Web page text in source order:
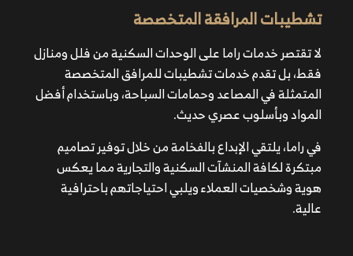
تشطيبات المرافقة المتخصصة
لا تقتصر خدمات راما على الوحدات السكنية من فلل ومنازل
فقط، بل تقدم خدمات تشطيبات للمرافق المتخصصة
المتمثلة في المصاعد وحمامات السباحة، وباستخدام أفضل
المواد وبأسلوب عصري حديث.
في راما، يلتقي الإبداع بالفخامة من خلال توفير تصاميم
مبتكرة لكافة المنشآت السكنية والتجارية مما يعكس
هوية وشخصيات العملاء ويلبي احتياجاتهم باحترافية
عالية.